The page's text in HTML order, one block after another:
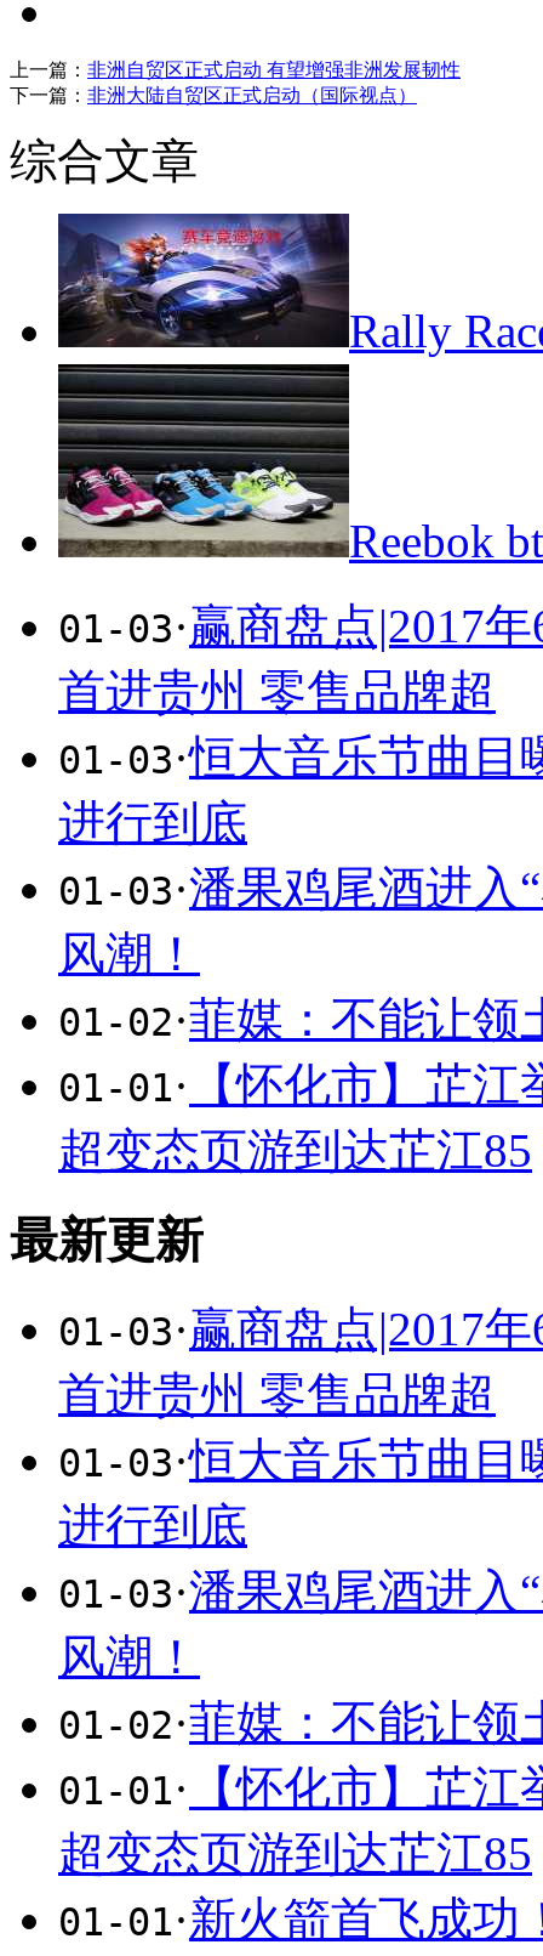
上一篇： 非洲自贸区正式启动 有望增强非洲发展韧性
下一篇： 非洲大陆自贸区正式启动（国际视点）
综合文章
Rally
Reebok
01-03·赢商盘点|2017
首进贵州 零售品牌超
01-03·恒大音乐节曲目
进行到底
01-03·潘果鸡尾酒进入
风潮！
01-02·菲媒：不能让领
01-01· 【怀化市】芷
超变态页游到达芷江85
最新更新
01-03·赢商盘点|2017
首进贵州 零售品牌超
01-03·恒大音乐节曲目
进行到底
01-03·潘果鸡尾酒进入
风潮！
01-02·菲媒：不能让领
01-01· 【怀化市】芷
超变态页游到达芷江85
01-01·新火箭首飞成功